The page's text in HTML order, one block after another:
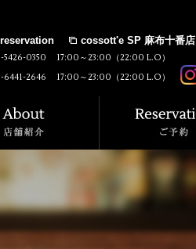
cossott'e SP 麻布十番店
5426-0350
17:00～23:00（22:00 L.O）
6441-2646 17:00～23:00（22:00 L.O）